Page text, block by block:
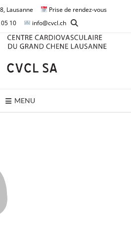
Lausanne
Prise de rendez-vous
10
info@cvcl.ch
MENU